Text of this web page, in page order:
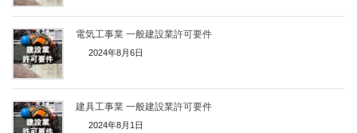
電気工事業 一般建設業許可要件
2024年8月6日
建具工事業 一般建設業許可要件
2024年8月1日